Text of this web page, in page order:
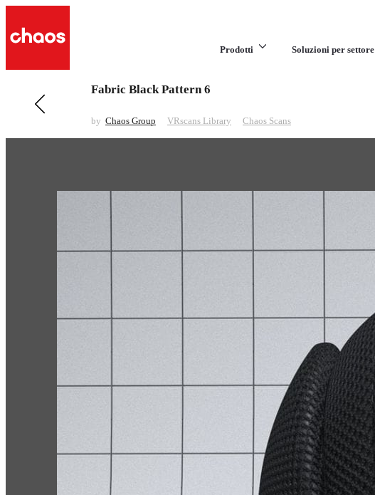
Prodotti Soluzioni per settore
Previous in VRscans Library
Fabric Black Pattern 6
by Chaos Group VRscans Library Chaos Scans